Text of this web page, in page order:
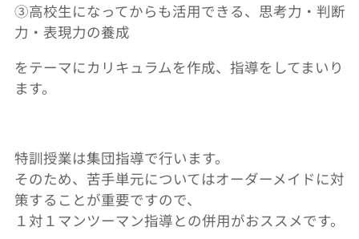
③高校生になってからも活用できる、思考力・判断
力・表現力の養成
をテーマにカリキュラムを作成、指導をしてまいり
ます。
特訓授業は集団指導で行います。
そのため、苦手単元についてはオーダーメイドに対
策することが重要ですので、
１対１マンツーマン指導との併用がおススメです。